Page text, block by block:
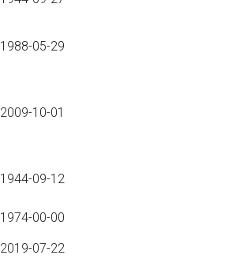
1988-05-29
2009-10-01
1944-09-12
1974-00-00
2019-07-22